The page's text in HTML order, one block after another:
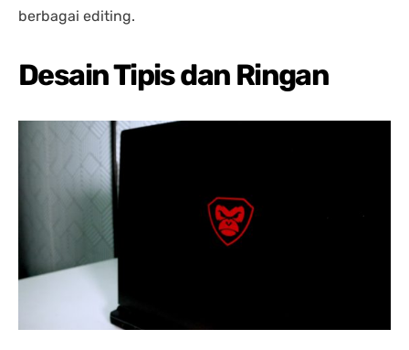
berbagai editing.
Desain Tipis dan Ringan